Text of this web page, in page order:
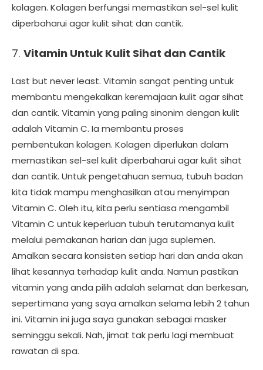
kolagen. Kolagen berfungsi memastikan sel-sel kulit
diperbaharui agar kulit sihat dan cantik.
7. Vitamin Untuk Kulit Sihat dan Cantik
Last but never least. Vitamin sangat penting untuk
membantu mengekalkan keremajaan kulit agar sihat
dan cantik. Vitamin yang paling sinonim dengan kulit
adalah Vitamin C. Ia membantu proses
pembentukan kolagen. Kolagen diperlukan dalam
memastikan sel-sel kulit diperbaharui agar kulit sihat
dan cantik. Untuk pengetahuan semua, tubuh badan
kita tidak mampu menghasilkan atau menyimpan
Vitamin C. Oleh itu, kita perlu sentiasa mengambil
Vitamin C untuk keperluan tubuh terutamanya kulit
melalui pemakanan harian dan juga suplemen.
Amalkan secara konsisten setiap hari dan anda akan
lihat kesannya terhadap kulit anda. Namun pastikan
vitamin yang anda pilih adalah selamat dan berkesan,
sepertimana yang saya amalkan selama lebih 2 tahun
ini. Vitamin ini juga saya gunakan sebagai masker
seminggu sekali. Nah, jimat tak perlu lagi membuat
rawatan di spa.